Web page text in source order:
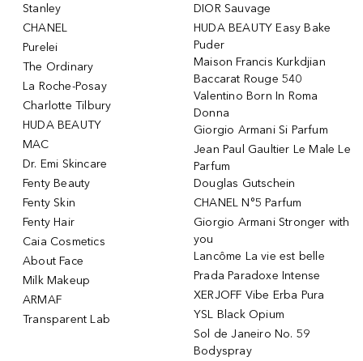
Stanley
CHANEL
Purelei
The Ordinary
La Roche-Posay
Charlotte Tilbury
HUDA BEAUTY
MAC
Dr. Emi Skincare
Fenty Beauty
Fenty Skin
Fenty Hair
Caia Cosmetics
About Face
Milk Makeup
ARMAF
Transparent Lab
DIOR Sauvage
HUDA BEAUTY Easy Bake
Puder
Maison Francis Kurkdjian
Baccarat Rouge 540
Valentino Born In Roma
Donna
Giorgio Armani Si Parfum
Jean Paul Gaultier Le Male Le
Parfum
Douglas Gutschein
CHANEL N°5 Parfum
Giorgio Armani Stronger with
you
Lancôme La vie est belle
Prada Paradoxe Intense
XERJOFF Vibe Erba Pura
YSL Black Opium
Sol de Janeiro No. 59
Bodyspray